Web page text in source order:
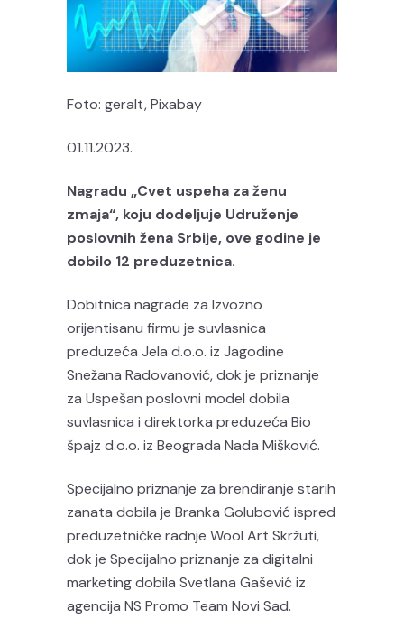
Foto: geralt, Pixabay
01.11.2023.
Nagradu „Cvet uspeha za ženu
zmaja“, koju dodeljuje Udruženje
poslovnih žena Srbije, ove godine je
dobilo 12 preduzetnica.
Dobitnica nagrade za Izvozno
orijentisanu firmu je suvlasnica
preduzeća Jela d.o.o. iz Jagodine
Snežana Radovanović, dok je priznanje
za Uspešan poslovni model dobila
suvlasnica i direktorka preduzeća Bio
špajz d.o.o. iz Beograda Nada Mišković.
Specijalno priznanje za brendiranje starih
zanata dobila je Branka Golubović ispred
preduzetničke radnje Wool Art Skržuti,
dok je Specijalno priznanje za digitalni
marketing dobila Svetlana Gašević iz
agencija NS Promo Team Novi Sad.